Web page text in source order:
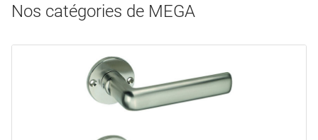
Nos catégories de MEGA